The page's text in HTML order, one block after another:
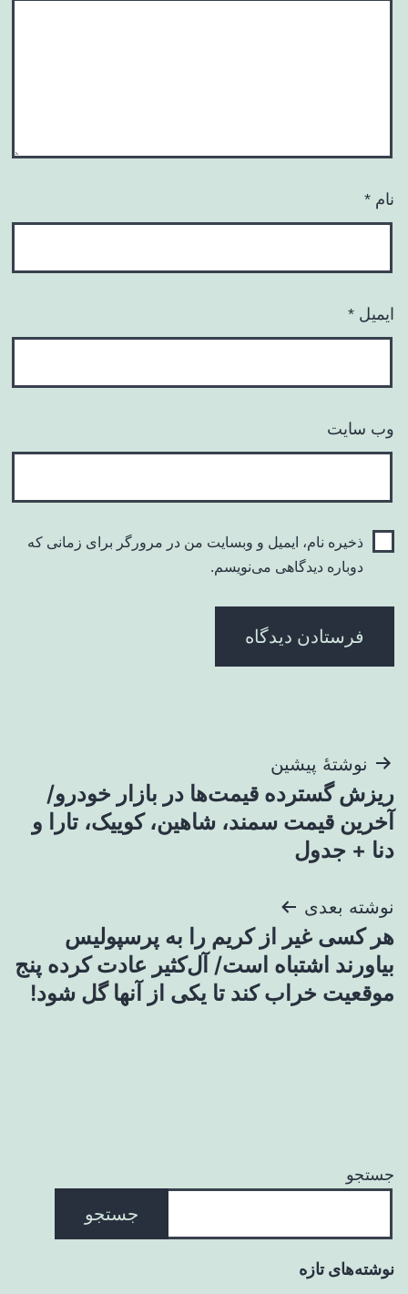
نام *
ایمیل *
وب‌ سایت
ذخیره نام، ایمیل و وبسایت من در مرورگر برای زمانی که
دوباره دیدگاهی می‌نویسم.
راهبری
نوشته
نوشتهٔ پیشین
ریزش گسترده قیمت‌ها در بازار خودرو/
آخرین قیمت سمند، شاهین، کوییک، تارا و
دنا + جدول
نوشته بعدی
هر کسی غیر از کریم را به پرسپولیس
بیاورند اشتباه است/ آل‌کثیر عادت کرده پنج
موقعیت خراب کند تا یکی از آنها گل شود!
جستجو
جستجو
نوشته‌های تازه